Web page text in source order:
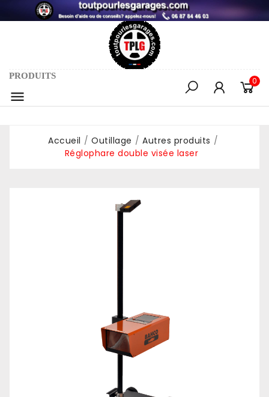
PRODUITS

0
Accueil Outillage
Autres produits
Réglophare double visée laser